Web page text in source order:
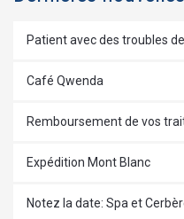
Patient avec des troubles
Café Qwenda
Remboursement de vos
Expédition Mont Blanc
Notez la date: Spa et